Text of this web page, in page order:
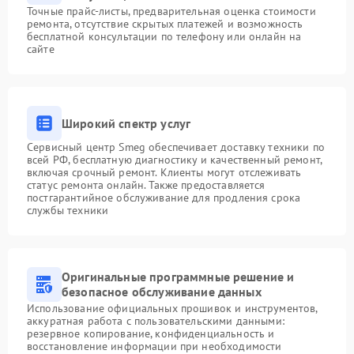
Точные прайс-листы, предварительная оценка стоимости
ремонта, отсутствие скрытых платежей и возможность
бесплатной консультации по телефону или онлайн на
сайте
Широкий спектр услуг
Сервисный центр Smeg обеспечивает доставку техники по
всей РФ, бесплатную диагностику и качественный ремонт,
включая срочный ремонт. Клиенты могут отслеживать
статус ремонта онлайн. Также предоставляется
постгарантийное обслуживание для продления срока
службы техники
Оригинальные программные решение и
безопасное обслуживание данных
Использование официальных прошивок и инструментов,
аккуратная работа с пользовательскими данными:
резервное копирование, конфиденциальность и
восстановление информации при необходимости